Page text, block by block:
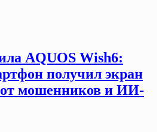
AQUOS Wish6:
получил экран
от мошенников и ИИ-